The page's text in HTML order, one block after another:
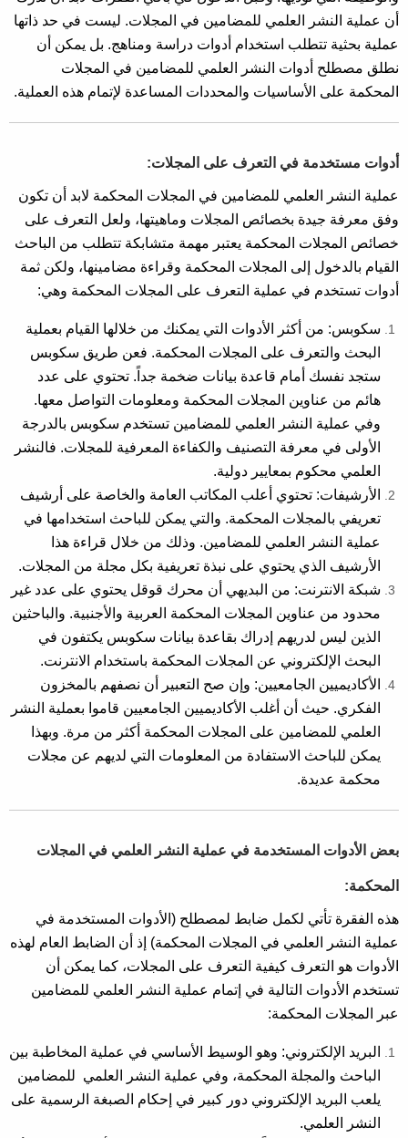
أن عملية النشر العلمي للمضامين في المجلات. ليست في حد ذاتها
عملية بحثية تتطلب استخدام أدوات دراسة ومناهج. بل يمكن أن
نطلق مصطلح أدوات النشر العلمي للمضامين في المجلات
المحكمة على الأساسيات والمحددات المساعدة لإتمام هذه العملية.
أدوات مستخدمة في التعرف على المجلات:
عملية النشر العلمي للمضامين في المجلات المحكمة لابد أن تكون
وفق معرفة جيدة بخصائص المجلات وماهيتها، ولعل التعرف على
خصائص المجلات المحكمة يعتبر مهمة متشابكة تتطلب من الباحث
القيام بالدخول إلى المجلات المحكمة وقراءة مضامينها، ولكن ثمة
أدوات تستخدم في عملية التعرف على المجلات المحكمة وهي:
سكوبس: من أكثر الأدوات التي يمكنك من خلالها القيام بعملية
البحث والتعرف على المجلات المحكمة. فعن طريق سكوبس
ستجد نفسك أمام قاعدة بيانات ضخمة جداً. تحتوي على عدد
هائم من عناوين المجلات المحكمة ومعلومات التواصل معها.
وفي عملية النشر العلمي للمضامين تستخدم سكوبس بالدرجة
الأولى في معرفة التصنيف والكفاءة المعرفية للمجلات. فالنشر
العلمي محكوم بمعايير دولية.
الأرشيفات: تحتوي أعلب المكاتب العامة والخاصة على أرشيف
تعريفي بالمجلات المحكمة. والتي يمكن للباحث استخدامها في
عملية النشر العلمي للمضامين. وذلك من خلال قراءة هذا
الأرشيف الذي يحتوي على نبذة تعريفية بكل مجلة من المجلات.
شبكة الانترنت: من البديهي أن محرك قوقل يحتوي على عدد غير
محدود من عناوين المجلات المحكمة العربية والأجنبية. والباحثين
الذين ليس لدريهم إدراك بقاعدة بيانات سكوبس يكتفون في
البحث الإلكتروني عن المجلات المحكمة باستخدام الانترنت.
الأكاديميين الجامعيين: وإن صح التعبير أن نصفهم بالمخزون
الفكري. حيث أن أغلب الأكاديميين الجامعيين قاموا بعملية النشر
العلمي للمضامين على المجلات المحكمة أكثر من مرة. وبهذا
يمكن للباحث الاستفادة من المعلومات التي لديهم عن مجلات
محكمة عديدة.
بعض الأدوات المستخدمة في عملية النشر العلمي في المجلات
المحكمة:
هذه الفقرة تأتي لكمل ضابط لمصطلح (الأدوات المستخدمة في
عملية النشر العلمي في المجلات المحكمة) إذ أن الضابط العام لهذه
الأدوات هو التعرف كيفية التعرف على المجلات، كما يمكن أن
تستخدم الأدوات التالية في إتمام عملية النشر العلمي للمضامين
عبر المجلات المحكمة:
البريد الإلكتروني: وهو الوسيط الأساسي في عملية المخاطبة بين
الباحث والمجلة المحكمة، وفي عملية النشر العلمي للمضامين
يلعب البريد الإلكتروني دور كبير في إحكام الصبغة الرسمية على
النشر العلمي.